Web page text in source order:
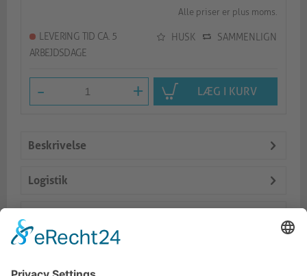
Alle priser er plus moms.
LEVERING TID CA. 5
ARBEJDSDAGE
HUSK SAMMENLIGN
- + LÆG I KURV
Beskrivelse
Logistik